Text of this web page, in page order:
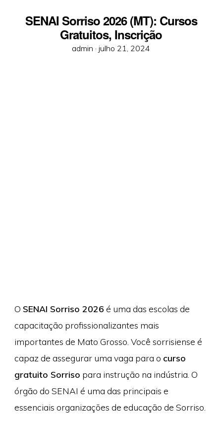
SENAI Sorriso 2026 (MT): Cursos
Gratuitos, Inscrição
admin · Posted
julho 21, 2024
O SENAI Sorriso 2026 é uma das escolas de
capacitação profissionalizantes mais
importantes de Mato Grosso. Você sorrisiense é
capaz de assegurar uma vaga para o curso
gratuito Sorriso para instrução na indústria. O
órgão do SENAI é uma das principais e
essenciais organizações de educação de Sorriso.